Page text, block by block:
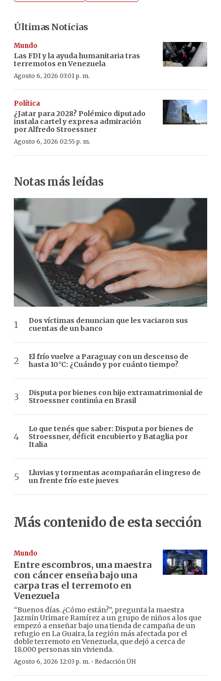
Últimas Noticias
Mundo
Las FDI y la ayuda humanitaria tras
terremotos en Venezuela
Agosto 6, 2026 03:01 p. m.
Política
¿Jatar para 2028? Polémico diputado
instala cartel y expresa admiración
por Alfredo Stroessner
Agosto 6, 2026 02:55 p. m.
Notas más leídas
Dos víctimas denuncian que les vaciaron sus
cuentas de un banco
El frío vuelve a Paraguay con un descenso de
hasta 10°C: ¿Cuándo y por cuánto tiempo?
Disputa por bienes con hijo extramatrimonial de
Stroessner continúa en Brasil
Lo que tenés que saber: Disputa por bienes de
Stroessner, déficit encubierto y Bataglia por
Italia
Lluvias y tormentas acompañarán el ingreso de
un frente frío este jueves
Más contenido de esta sección
Mundo
Entre escombros, una maestra
con cáncer enseña bajo una
carpa tras el terremoto en
Venezuela
“Buenos días. ¿Cómo están?”, pregunta la maestra
Jazmín Urimare Ramírez a un grupo de niños a los que
empezó a enseñar bajo una tienda de campaña de un
refugio en La Guaira, la región más afectada por el
doble terremoto en Venezuela, que dejó a cerca de
18.000 personas sin vivienda.
Agosto 6, 2026 12:03 p. m. · Redacción ÚH